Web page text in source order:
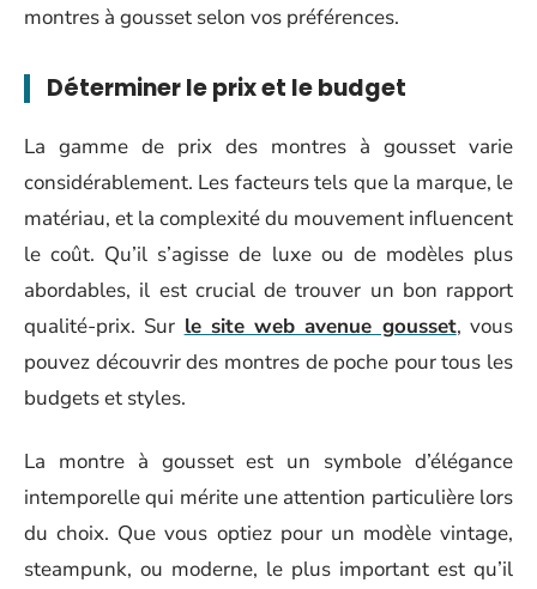
montres à gousset selon vos préférences.
Déterminer le prix et le budget
La gamme de prix des montres à gousset varie
considérablement. Les facteurs tels que la marque, le
matériau, et la complexité du mouvement influencent
le coût. Qu’il s’agisse de luxe ou de modèles plus
abordables, il est crucial de trouver un bon rapport
qualité-prix. Sur le site web avenue gousset, vous
pouvez découvrir des montres de poche pour tous les
budgets et styles.
La montre à gousset est un symbole d’élégance
intemporelle qui mérite une attention particulière lors
du choix. Que vous optiez pour un modèle vintage,
steampunk, ou moderne, le plus important est qu’il